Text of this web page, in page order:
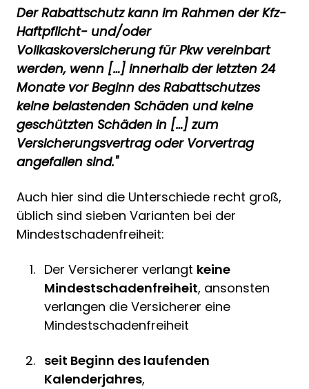
Der Rabattschutz kann im Rahmen der Kfz-
Haftpflicht- und/oder
Vollkaskoversicherung für Pkw vereinbart
werden, wenn […] innerhalb der letzten 24
Monate vor Beginn des Rabattschutzes
keine belastenden Schäden und keine
geschützten Schäden in […] zum
Versicherungsvertrag oder Vorvertrag
angefallen sind."
Auch hier sind die Unterschiede recht groß,
üblich sind sieben Varianten bei der
Mindestschadenfreiheit:
Der Versicherer verlangt keine
Mindestschadenfreiheit, ansonsten
verlangen die Versicherer eine
Mindestschadenfreiheit
seit Beginn des laufenden
Kalenderjahres,